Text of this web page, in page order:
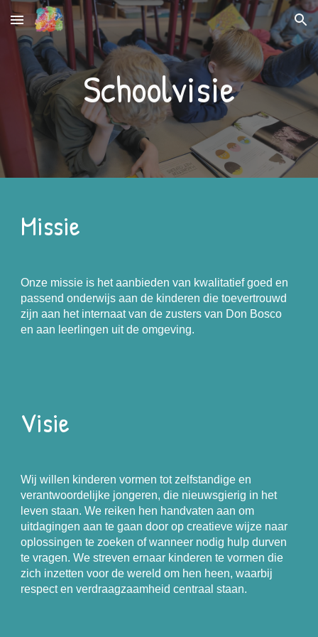
Skip to main content Skip to navigation
Schoolvisie
Missie
Onze missie is het aanbieden van kwalitatief goed en
passend onderwijs aan de kinderen die toevertrouwd
zijn aan het internaat van de zusters van Don Bosco
en aan leerlingen uit de omgeving.
Visie
Wij willen kinderen vormen tot zelfstandige en
verantwoordelijke jongeren, die nieuwsgierig in het
leven staan. We reiken hen handvaten aan om
uitdagingen aan te gaan door op creatieve wijze naar
oplossingen te zoeken of wanneer nodig hulp durven
te vragen. We streven ernaar kinderen te vormen die
zich inzetten voor de wereld om hen heen, waarbij
respect en verdraagzaamheid centraal staan.